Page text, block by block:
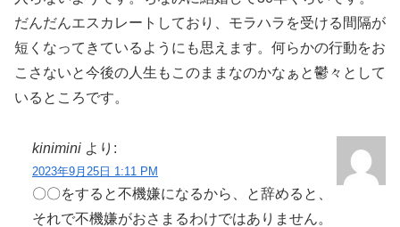
だんだんエスカレートしており、モラハラを受ける間隔が
短くなってきているようにも思えます。何らかの行動をお
こさないと今後の人生もこのままなのかなぁと鬱々として
いるところです。
kinimini より:
2023年9月25日 1:11 PM
〇〇をすると不機嫌になるから、と辞めると、
それで不機嫌がおさまるわけではありません。